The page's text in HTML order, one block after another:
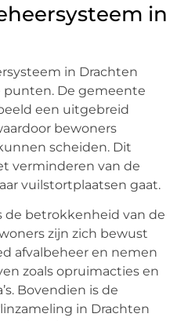
in
in Drachten
punten. De gemeente
een uitgebreid
bewoners
scheiden. Dit
verminderen van de
vuilstortplaatsen gaat.
de betrokkenheid van de
zijn zich bewust
afvalbeheer en nemen
zoals opruimacties en
Bovendien is de
in Drachten